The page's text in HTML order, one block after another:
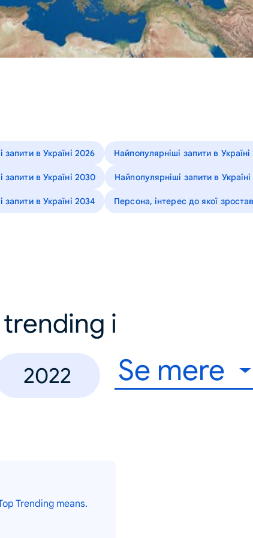
запити в Україні 2026 Найпопулярніші запити в
запити в Україні 2030 Найпопулярніші запити в Україні
запити в Україні 2034 Персона, інтерес до якої
i
2022 Se mere
Trending means.